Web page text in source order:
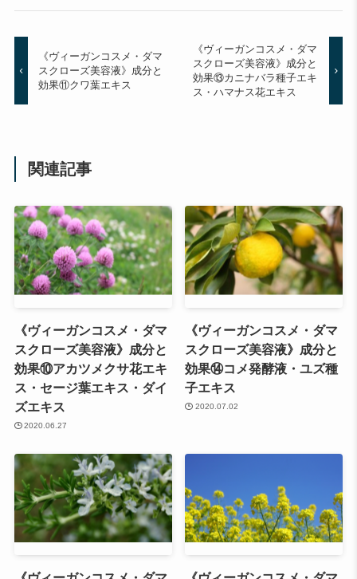
《ヴィーガンコスメ・ダマ
スクローズ美容液》成分と
効果⑪クワ葉エキス
《ヴィーガンコスメ・ダマ
スクローズ美容液》成分と
効果⑬カニナバラ種子エキ
ス・ハマナス花エキス
関連記事
《ヴィーガンコスメ・ダマ
スクローズ美容液》成分と
効果⑩アカツメクサ花エキ
ス・セージ葉エキス・ダイ
ズエキス
2020.06.27
《ヴィーガンコスメ・ダマ
スクローズ美容液》成分と
効果⑭コメ発酵液・ユズ種
子エキス
2020.07.02